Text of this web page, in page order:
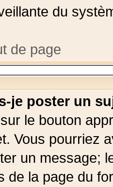
du
de page
je poster un
le bouton
Vous pourriez
un message;
de la page du